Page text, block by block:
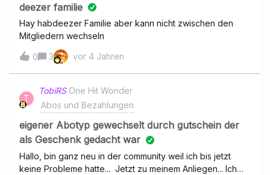
deezer familie
Hay habdeezer Familie aber kann nicht zwischen den
Mitgliedern wechseln
0 3 vor 4 Jahren
T
TobiRS One Hit Wonder
Abos und Bezahlungen
eigener Abotyp gewechselt durch gutschein der
als Geschenk gedacht war
Hallo, bin ganz neu in der community weil ich bis jetzt
keine Probleme hatte... Jetzt zu meinem Anliegen... Ich